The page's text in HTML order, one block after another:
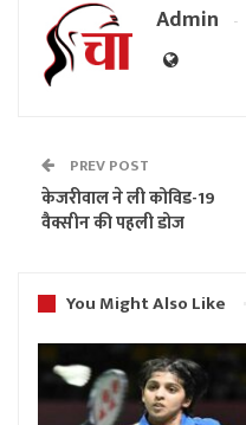
Admin
PREV POST
केजरीवाल ने ली कोविड-19
वैक्सीन की पहली डोज
You Might Also Like